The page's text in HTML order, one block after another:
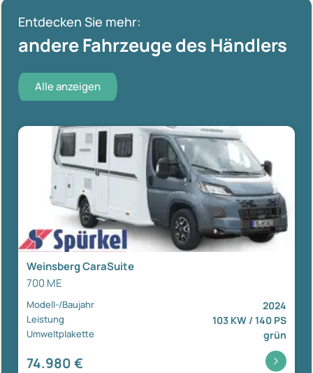
Entdecken Sie mehr:
andere Fahrzeuge des Händlers
Alle anzeigen
Weinsberg CaraSuite
700 ME
Modell-/Baujahr 2024
Leistung 103 KW / 140 PS
Umweltplakette grün
74.980 €